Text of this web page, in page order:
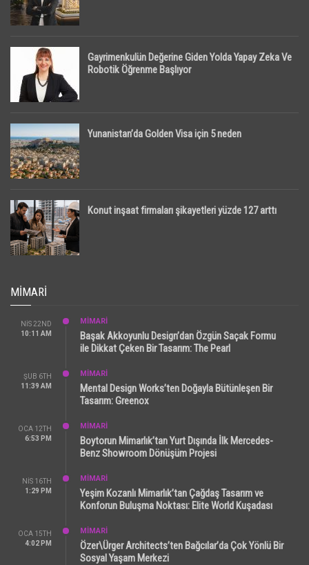
Gayrimenkulün Değerine Giden Yolda Yapay Zeka Ve
Robotik Öğrenme Başlıyor
Yunanistan’da Golden Visa için 5 neden
Konut inşaat firmaları şikayetleri yüzde 127 arttı
MIMARI
NIS 22ND
10:11 AM
MİMARİ
Başak Akkoyunlu Design’dan Özgün Saçak Formu
ile Dikkat Çeken Bir Tasarım: The Pearl
ŞUB 6TH
11:39 AM
MİMARİ
Mental Design Works’ten Doğayla Bütünleşen Bir
Tasarım: Greenox
OCA 12TH
6:53 PM
MİMARİ
Boytorun Mimarlık’tan Yurt Dışında İlk Mercedes-
Benz Showroom Dönüşüm Projesi
NIS 16TH
1:29 PM
MİMARİ
Yeşim Kozanlı Mimarlık’tan Çağdaş Tasarım ve
Konforun Buluşma Noktası: Elite World Kuşadası
OCA 15TH
4:02 PM
MİMARİ
Özer\Ürger Architects’ten Bağcılar’da Çok Yönlü Bir
Sosyal Yaşam Merkezi